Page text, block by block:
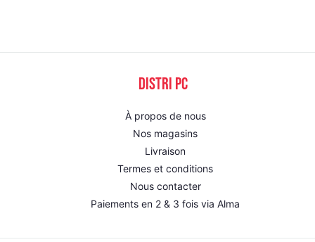
DISTRI PC
À propos de nous
Nos magasins
Livraison
Termes et conditions
Nous contacter
Paiements en 2 & 3 fois via Alma